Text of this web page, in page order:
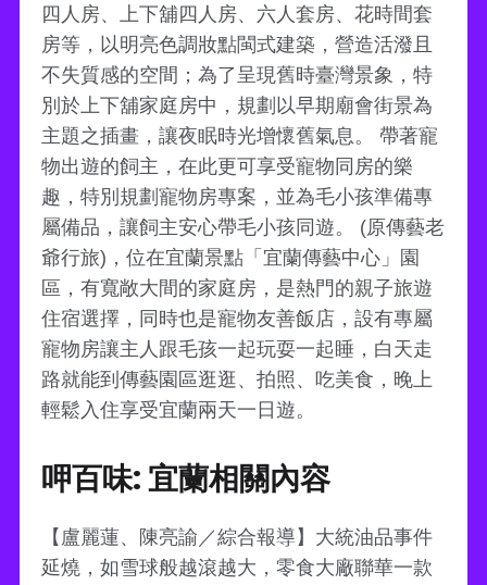
四人房、上下舖四人房、六人套房、花時間套
房等，以明亮色調妝點閩式建築，營造活潑且
不失質感的空間；為了呈現舊時臺灣景象，特
別於上下舖家庭房中，規劃以早期廟會街景為
主題之插畫，讓夜眠時光增懷舊氣息。 帶著寵
物出遊的飼主，在此更可享受寵物同房的樂
趣，特別規劃寵物房專案，並為毛小孩準備專
屬備品，讓飼主安心帶毛小孩同遊。 (原傳藝老
爺行旅)，位在宜蘭景點「宜蘭傳藝中心」園
區，有寬敞大間的家庭房，是熱門的親子旅遊
住宿選擇，同時也是寵物友善飯店，設有專屬
寵物房讓主人跟毛孩一起玩耍一起睡，白天走
路就能到傳藝園區逛逛、拍照、吃美食，晚上
輕鬆入住享受宜蘭兩天一日遊。
呷百味: 宜蘭相關內容
【盧麗蓮、陳亮諭／綜合報導】大統油品事件
延燒，如雪球般越滾越大，零食大廠聯華一款